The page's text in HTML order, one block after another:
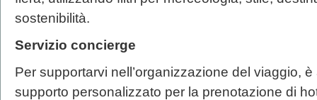
sostenibilità.
Servizio concierge
Per supportarvi nell’organizzazione del viaggio,
supporto personalizzato per la prenotazione di